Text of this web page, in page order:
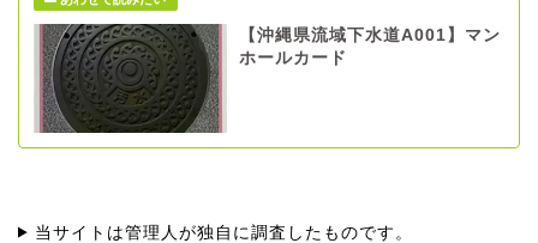
【沖縄県流域下水道A001】マン
ホールカード
当サイトは管理人が独自に調査したものです。